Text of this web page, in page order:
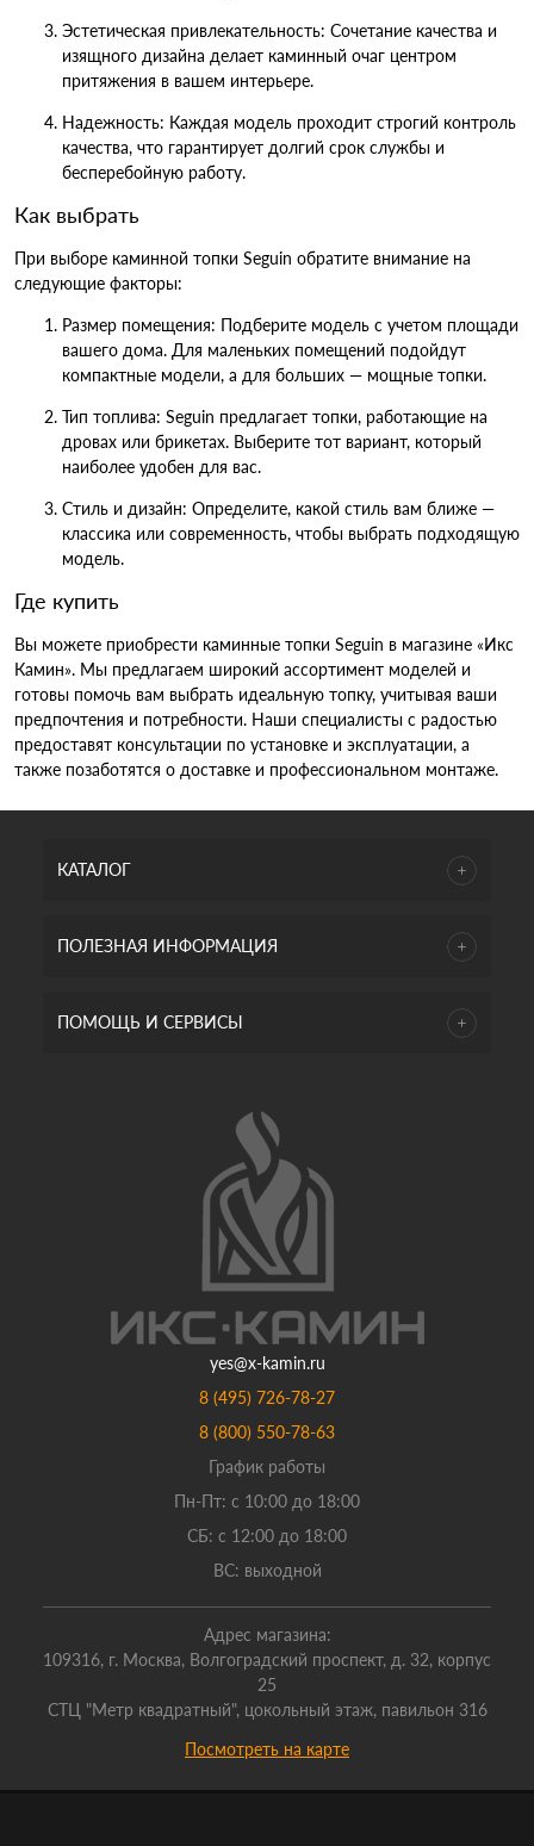
Эстетическая привлекательность: Сочетание качества и
изящного дизайна делает каминный очаг центром
притяжения в вашем интерьере.
Надежность: Каждая модель проходит строгий контроль
качества, что гарантирует долгий срок службы и
бесперебойную работу.
Как выбрать
При выборе каминной топки Seguin обратите внимание на
следующие факторы:
Размер помещения: Подберите модель с учетом площади
вашего дома. Для маленьких помещений подойдут
компактные модели, а для больших — мощные топки.
Тип топлива: Seguin предлагает топки, работающие на
дровах или брикетах. Выберите тот вариант, который
наиболее удобен для вас.
Стиль и дизайн: Определите, какой стиль вам ближе —
классика или современность, чтобы выбрать подходящую
модель.
Где купить
Вы можете приобрести каминные топки Seguin в магазине «Икс
Камин». Мы предлагаем широкий ассортимент моделей и
готовы помочь вам выбрать идеальную топку, учитывая ваши
предпочтения и потребности. Наши специалисты с радостью
предоставят консультации по установке и эксплуатации, а
также позаботятся о доставке и профессиональном монтаже.
КАТАЛОГ
ПОЛЕЗНАЯ ИНФОРМАЦИЯ
ПОМОЩЬ И СЕРВИСЫ
yes@x-kamin.ru
8 (495) 726-78-27
8 (800) 550-78-63
График работы
Пн-Пт: с 10:00 до 18:00
СБ: с 12:00 до 18:00
ВС: выходной
Адрес магазина:
109316, г. Москва, Волгоградский проспект, д. 32, корпус
25
СТЦ "Метр квадратный", цокольный этаж, павильон 316
Посмотреть на карте